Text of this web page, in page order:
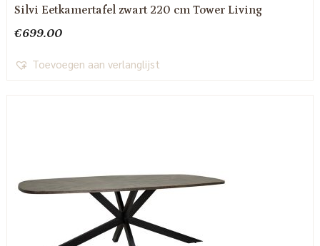
Silvi Eetkamertafel zwart 220 cm Tower Living
€699.00
Toevoegen aan verlanglijst